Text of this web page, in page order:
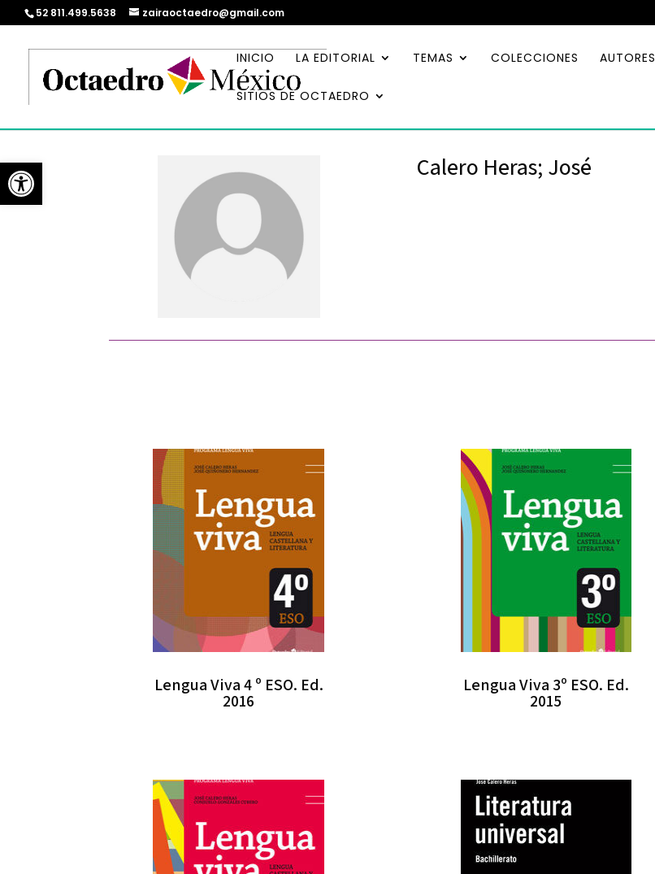
Abrir barra de herramientas
52 811.499.5638 zairaoctaedro@gmail.com
INICIO LA EDITORIAL TEMAS COLECCIONES AUTORES
SITIOS DE OCTAEDRO
Calero Heras; José
Lengua Viva 4 º ESO. Ed.
2016
Lengua Viva 3º ESO. Ed.
2015